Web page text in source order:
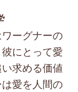
ーグナーの
にとって愛
求める価値
愛を人間の